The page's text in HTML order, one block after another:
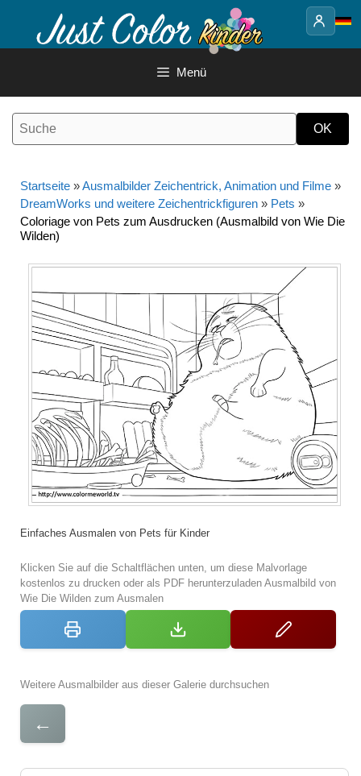
Inhalt
Menü
Startseite »Ausmalbilder Zeichentrick, Animation und Filme »
DreamWorks und weitere Zeichentrickfiguren » Pets »
Coloriage von Pets zum Ausdrucken (Ausmalbild von Wie Die
Wilden)
Einfaches Ausmalen von Pets für Kinder
Klicken Sie auf die Schaltflächen unten, um diese Malvorlage
kostenlos zu drucken oder als PDF herunterzuladen Ausmalbild von
Wie Die Wilden zum Ausmalen
Weitere Ausmalbilder aus dieser Galerie durchsuchen
←